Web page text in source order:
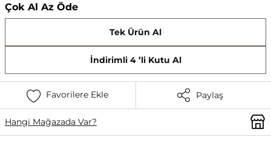
Çok Al Az Öde
Tek Ürün Al
İndirimli 4 ’li Kutu Al
Favorilere Ekle Paylaş
Hangi Mağazada Var?